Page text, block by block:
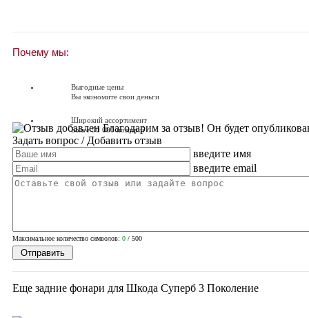
Почему мы:
Выгодные цены
Вы экономите свои деньги
Широкий ассортимент
Более 90 000 позиций
Доставка по России от 250 руб.
Вопросы? Звоните!
Благодарим за отзыв! Он будет
Задать вопрос / Добавить отзыв
введите имя
введите email
Максимальное количество символов: 0 / 500
Еще задние фонари для Шкода Суперб 3 Поколение